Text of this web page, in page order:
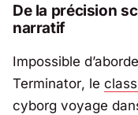
De la précision
narratif
Impossible
Terminator, le
cyborg voyage